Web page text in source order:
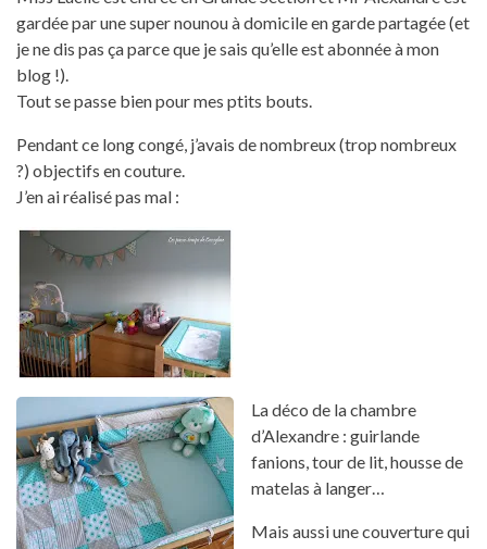
gardée par une super nounou à domicile en garde partagée (et
je ne dis pas ça parce que je sais qu’elle est abonnée à mon
blog !).
Tout se passe bien pour mes ptits bouts.
Pendant ce long congé, j’avais de nombreux (trop nombreux
?) objectifs en couture.
J’en ai réalisé pas mal :
La déco de la chambre
d’Alexandre : guirlande
fanions, tour de lit, housse de
matelas à langer…
Mais aussi une couverture qui